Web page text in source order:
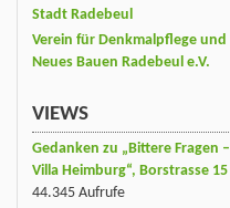
Stadt Radebeul
Verein für Denkmalpflege und
Neues Bauen Radebeul e.V.
VIEWS
Gedanken zu „Bittere Fragen –
Villa Heimburg“, Borstrasse 15
44.345 Aufrufe